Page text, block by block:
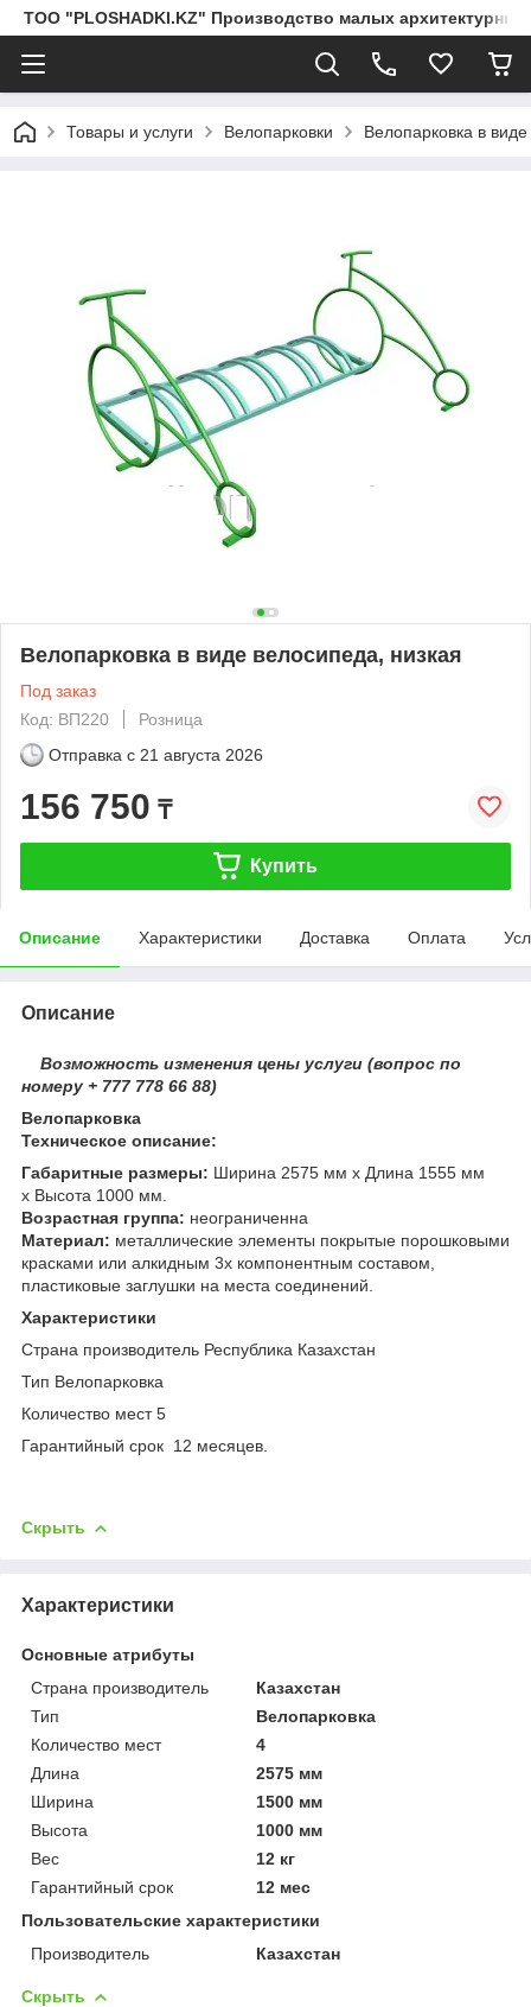
ТОО "PLOSHADKI.KZ" Производство малых
Товары и услуги Велопарковки Велопарковка в
Велопарковка в виде велосипеда, низкая
Под заказ
Код: ВП220
Розница
Отправка с 21 августа 2026
156 750 ₸
Купить
Описание Характеристики Доставка Оплата
Описание
Возможность изменения цены услуги (вопрос по
номеру + 777 778 66 88)
Велопарковка
Техническое описание:
Габаритные размеры: Ширина 2575 мм х Длина 1555 мм
х Высота 1000 мм.
Возрастная группа: неограниченна
Материал: металлические элементы покрытые порошковыми
красками или алкидным 3х компонентным составом,
пластиковые заглушки на места соединений.
Характеристики
Страна производитель Республика Казахстан
Тип Велопарковка
Количество мест 5
Гарантийный срок 12 месяцев.
Скрыть
Характеристики
Основные атрибуты
Страна производитель
Казахстан
Тип
Велопарковка
Количество мест
4
Длина
2575 мм
Ширина
1500 мм
Высота
1000 мм
Вес
12 кг
Гарантийный срок
12 мес
Пользовательские характеристики
Производитель
Казахстан
Скрыть